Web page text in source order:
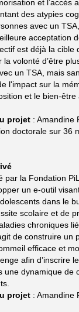
et l’accès
des atypies
avec un
acceptation
est déjà la cible
la volonté d’être
un TSA, mais
l'impact sur la
et le bien-être
projet : Amandine
doctorale sur 36
par la Fondation
un e-outil
dans le
scolaire et de
chroniques
de construire un
efficace et
afin d’inscrire
une dynamique de
projet: Amandine